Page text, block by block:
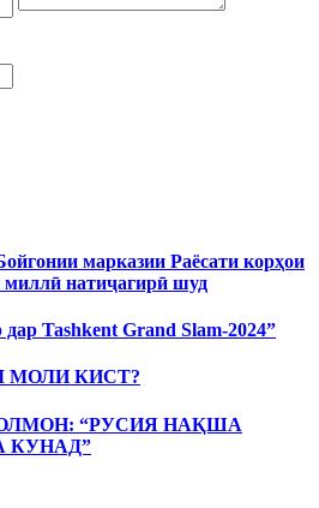
марказии Раёсати корҳои
натиҷагирӣ шуд
Tashkent Grand Slam-2024”
МОЛИ КИСТ?
“РУСИЯ НАҚША
КУНАД”